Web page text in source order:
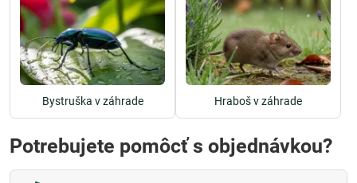
Bystruška v záhrade Hraboš v záhrade
Potrebujete pomôcť s objednávkou?